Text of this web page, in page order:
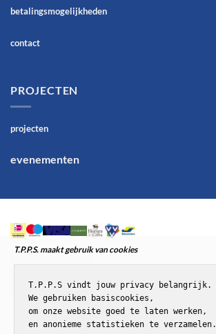
betalingsmogelijkheden
contact
PROJECTEN
projecten
evenementen
T.P.P.S. maakt gebruik van cookies
T.P.P.S vindt jouw privacy belangrijk.
We gebruiken basiscookies,
om onze website goed te laten werken,
en anonieme statistieken te verzamelen.